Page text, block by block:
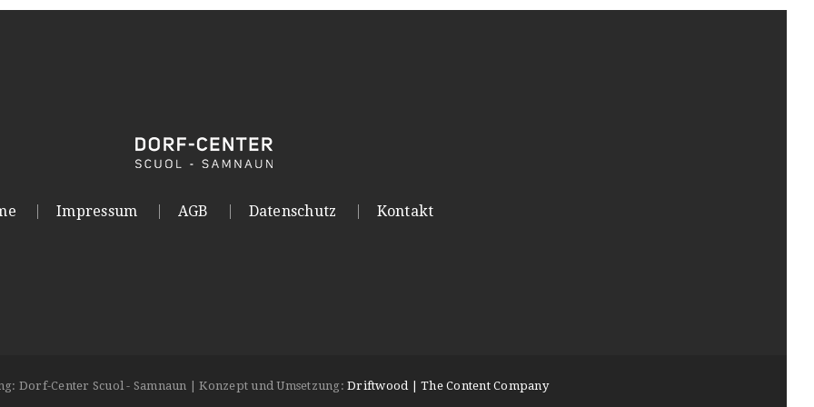
Impressum AGB Datenschutz Kontakt
Dorf-Center Scuol - Samnaun | Konzept und Umsetzung:Driftwood | The Content Company